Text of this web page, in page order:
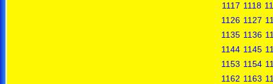
1117 1118
1126 1127
1135 1136
1144 1145
1153 1154
1162 1163